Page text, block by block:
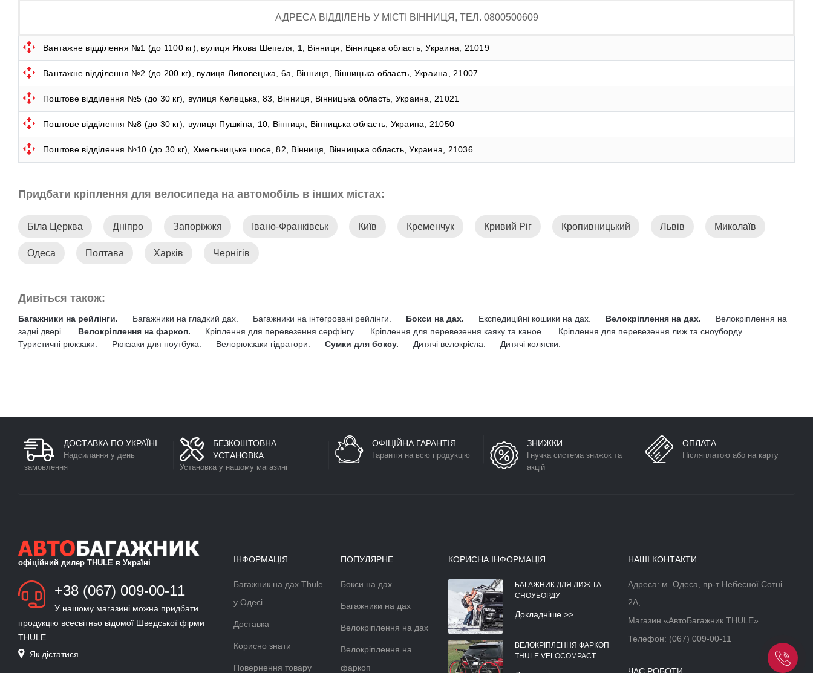
АДРЕСА ВІДДІЛЕНЬ У МІСТІ ВІННИЦЯ, ТЕЛ. 0800500609
Вантажне відділення №1 (до 1100 кг), вулиця Якова Шепеля, 1, Вінниця, Вінницька область, Украина, 21019
Вантажне відділення №2 (до 200 кг), вулиця Липовецька, 6а, Вінниця, Вінницька область, Украина, 21007
Поштове відділення №5 (до 30 кг), вулиця Келецька, 83, Вінниця, Вінницька область, Украина, 21021
Поштове відділення №8 (до 30 кг), вулиця Пушкіна, 10, Вінниця, Вінницька область, Украина, 21050
Поштове відділення №10 (до 30 кг), Хмельницьке шосе, 82, Вінниця, Вінницька область, Украина, 21036
Придбати кріплення для велосипеда на автомобіль в інших містах:
Біла Церква Дніпро Запоріжжя Івано-Франківськ Київ Кременчук Кривий Ріг Кропивницький Львів Миколаїв
Одеса Полтава Харків Чернігів
Дивіться також:
Багажники на рейлінги. Багажники на гладкий дах. Багажники на інтегровані рейлінги. Бокси на дах. Експедиційні кошики на дах. Велокріплення на дах.
Велокріплення на
задні двері.
Велокріплення на фаркоп. Кріплення для перевезення серфінгу. Кріплення для перевезення каяку та каное.
Кріплення для перевезення лиж та сноуборду.
Туристичні рюкзаки.
Рюкзаки для ноутбука. Велорюкзаки гідратори. Сумки для боксу. Дитячі велокрісла. Дитячі коляски.
ДОСТАВКА ПО УКРАЇНІ
Надсилання у день
замовлення
БЕЗКОШТОВНА
УСТАНОВКА
Установка у нашому магазині
ОФІЦІЙНА ГАРАНТІЯ
Гарантія на всю продукцію
ЗНИЖКИ
Гнучка система знижок та
акцій
ОПЛАТА
Післяплатою або на карту
офіційний дилер THULE в Україні
+38 (067) 009-00-11
У нашому магазині можна придбати
продукцію всесвітньо відомої Шведської фірми
THULE
Як дістатися
ІНФОРМАЦІЯ
Багажник на дах Thule
у Одесі
Доставка
Корисно знати
Повернення товару
ПОПУЛЯРНЕ
Бокси на дах
Багажники на дах
Велокріплення на дах
Велокріплення на
фаркоп
КОРИСНА ІНФОРМАЦІЯ
БАГАЖНИК ДЛЯ ЛИЖ ТА
СНОУБОРДУ
Докладніше >>
ВЕЛОКРІПЛЕННЯ ФАРКОП
АЕРОДИНАМІЧНІЙ БОКС НА
БАГАЖНИК ДЛЯ ЛИЖ ТА
СНОУБОРДУ
Докладніше >>
ВЕЛОКРІПЛЕННЯ ФАРКОП
THULE VELOCOMPACT
АЕРОДИНАМІЧНІЙ БОКС НА
НАШІ КОНТАКТИ
Адреса: м. Одеса, пр-т Небесної Сотні
2А,
Магазин «АвтоБагажник THULE»
Телефон: (067) 009-00-11